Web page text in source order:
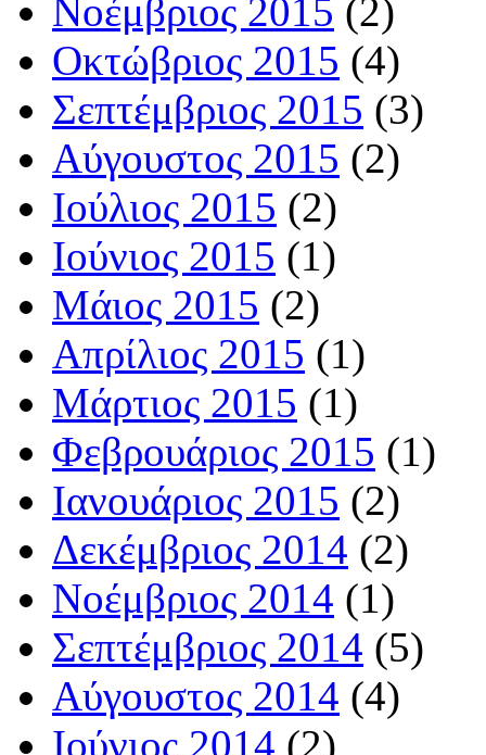
Νοέμβριος 2015 (2)
Οκτώβριος 2015 (4)
Σεπτέμβριος 2015 (3)
Αύγουστος 2015 (2)
Ιούλιος 2015 (2)
Ιούνιος 2015 (1)
Μάιος 2015 (2)
Απρίλιος 2015 (1)
Μάρτιος 2015 (1)
Φεβρουάριος 2015 (1)
Ιανουάριος 2015 (2)
Δεκέμβριος 2014 (2)
Νοέμβριος 2014 (1)
Σεπτέμβριος 2014 (5)
Αύγουστος 2014 (4)
Ιούνιος 2014 (2)